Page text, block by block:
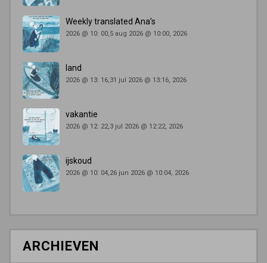
Weekly translated Ana’s
2026 @ 10: 00,5 aug 2026 @ 10:00, 2026
land
2026 @ 13: 16,31 jul 2026 @ 13:16, 2026
vakantie
2026 @ 12: 22,3 jul 2026 @ 12:22, 2026
ijskoud
2026 @ 10: 04,26 jun 2026 @ 10:04, 2026
ARCHIEVEN